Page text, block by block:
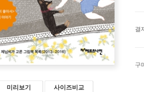
미리보기 사이즈비교
결
구